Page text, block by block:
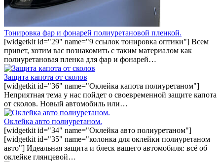
Тонировка фар и фонарей полиуретановой пленкой.
[widgetkit id="29" name="9 ссылок тонировка оптики"] Всем
привет, хотим вас познакомить с таким материалом как
полиуретановая пленка для фар и фонарей…
Защита капота от сколов
[widgetkit id="36" name="Оклейка капота полиуретаном"]
Неприятная тема у нас пойдет о своевременной защите капота
от сколов. Новый автомобиль или…
Оклейка авто полиуретаном.
[widgetkit id="34" name="Оклейка авто полиуретаном"]
[widgetkit id="35" name="колонка для оклейки полиуретаном
авто"] Идеальная защита и блеск вашего автомобиля: всё об
оклейке глянцевой…